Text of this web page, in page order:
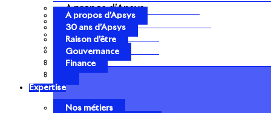
A propos d’Apsys
30 ans d’Apsys
Raison d’être
Gouvernance
Finance
A propos d’Apsys
30 ans d’Apsys
Raison d’être
Gouvernance
Finance
Expertise
Nos métiers